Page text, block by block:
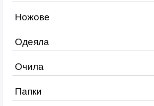
Ножове
Одеяла
Очила
Папки